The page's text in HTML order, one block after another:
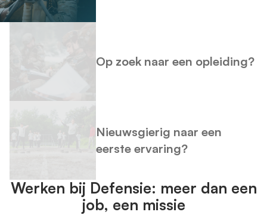
Op zoek naar een opleiding?
Nieuwsgierig naar een
eerste ervaring?
Werken bij Defensie: meer dan een
job, een missie